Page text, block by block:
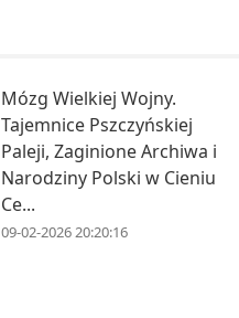
Mózg Wielkiej Wojny.
Tajemnice Pszczyńskiej
Paleji, Zaginione Archiwa i
Narodziny Polski w Cieniu
Ce...
09-02-2026 20:20:16